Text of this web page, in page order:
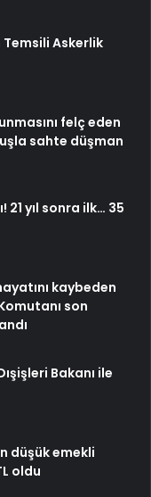
Temsili Askerlik
felç eden
sahte düşman
yıl sonra ilk… 35
kaybeden
son
Bakanı ile
düşük emekli
oldu